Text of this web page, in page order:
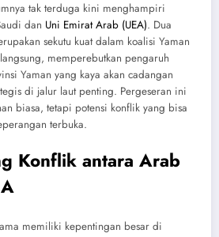
tak terduga kini menghampiri
dan Uni Emirat Arab (UEA). Dua
sekutu kuat dalam koalisi Yaman
memperebutkan pengaruh
Yaman yang kaya akan cadangan
di jalur laut penting. Pergeseran ini
biasa, tetapi potensi konflik yang bisa
terbuka.
Konflik antara Arab
memiliki kepentingan besar di